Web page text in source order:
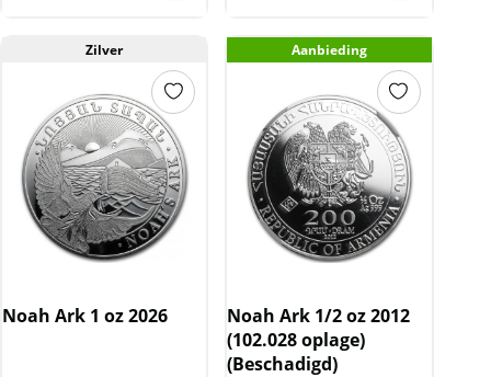
Zilver
Noah Ark 1 oz 2026
Aanbieding
Noah Ark 1/2 oz 2012
(102.028 oplage)
(Beschadigd)